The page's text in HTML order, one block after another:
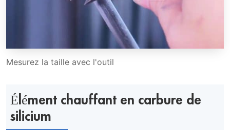
Mesurez la taille avec l'outil
Élément chauffant en carbure de
silicium